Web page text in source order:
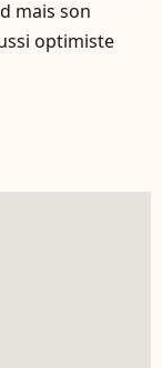
mais son
optimiste